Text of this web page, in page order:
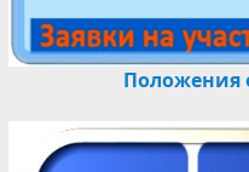
Положения